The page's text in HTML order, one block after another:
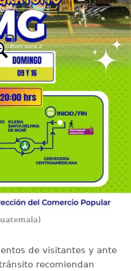
de visitantes y ante
recomiendan